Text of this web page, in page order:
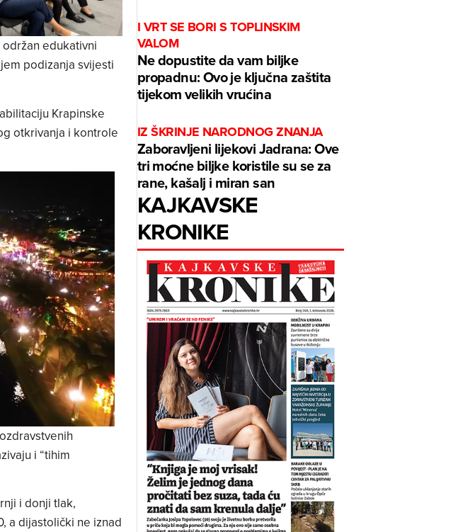
održan edukativni
podizanja svijesti
Krapinske
otkrivanja i kontrole
i “tihim
i donji tlak,
a dijastolički ne iznad
I VRT SE BORI S TOPLINSKIM
VALOM
Ne dopustite da vam biljke
propadnu: Ovo je ključna zaštita
tijekom velikih vrućina
IZ ŠKRINJE NARODNOG ZNANJA
Zaboravljeni lijekovi Jadrana: Ove
tri moćne biljke koristile su se za
rane, kašalj i miran san
KAJKAVSKE
KRONIKE